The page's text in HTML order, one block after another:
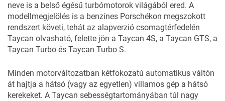
neve is a belső égésű turbómotorok világából ered. A
modellmegjelölés is a benzines Porschékon megszokott
rendszert követi, tehát az alapverzió csomagtérfedelén
Taycan olvasható, felette jön a Taycan 4S, a Taycan GTS, a
Taycan Turbo és Taycan Turbo S.
Minden motorváltozatban kétfokozatú automatikus váltón
át hajtja a hátsó (vagy az egyetlen) villamos gép a hátsó
kerekeket. A Taycan sebességtartományában túl nagy